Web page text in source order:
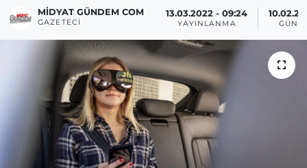
MIDYAT GÜNDEM COM
GAZETECI
13.03.2022 - 09:24
YAYINLANMA